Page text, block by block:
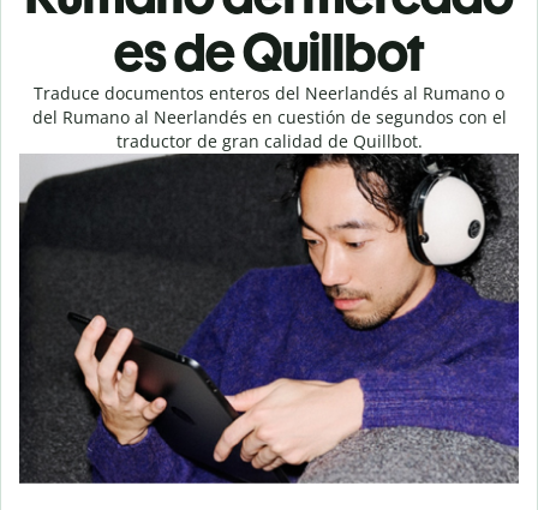
es de Quillbot
Traduce documentos enteros del Neerlandés al Rumano o
del Rumano al Neerlandés en cuestión de segundos con el
traductor de gran calidad de Quillbot.